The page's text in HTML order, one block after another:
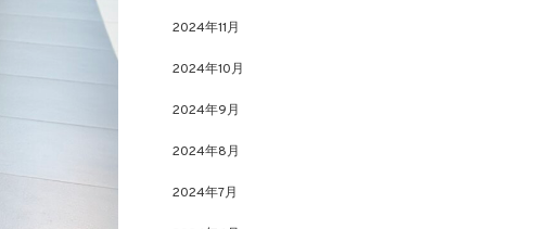
2024年11月
2024年10月
2024年9月
2024年8月
2024年7月